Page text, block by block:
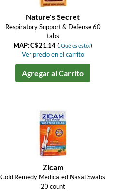
Nature's Secret
Respiratory Support & Defense 60
tabs
MAP: C$21.14(¿Qué es esto?)
Ver precio en el carrito
Agregar al Carrito
Zicam
Cold Remedy Medicated Nasal Swabs
20 count